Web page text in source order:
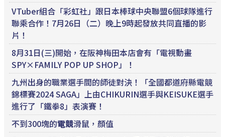
VTuber組合「彩虹社」跟日本棒球中央聯盟6個球隊進行
聯乘合作！7月26日（二）晚上9時起發放共同直播的影
片！
8月31日(三)開始，在阪神梅田本店會有「電視動畫
SPY×FAMILY POP UP SHOP」！
九州出身的職業選手間的師徒對決！「全國都道府縣電競
錦標賽2024 SAGA」上由CHIKURIN選手與KEISUKE選手
進行了「鐵拳8」表演賽！
不到300塊的電競滑鼠，顏值